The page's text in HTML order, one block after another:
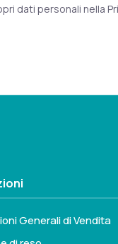
dati personali nella
Generali di Vendita